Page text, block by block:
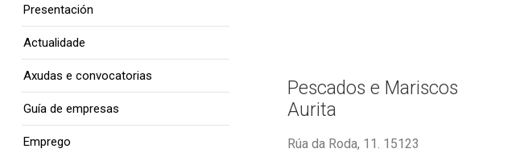
Pescados e Mariscos
Aurita
Rúa da Roda, 11. 15123
Presentación
Actualidade
Axudas e convocatorias
Guía de empresas
Emprego